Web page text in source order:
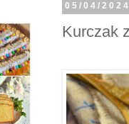
05/04/
Kurczak